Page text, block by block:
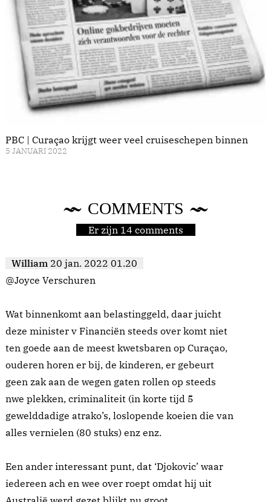
PBC | Curaçao krijgt weer veel cruiseschepen binnen
5 JANUARI 2022
COMMENTS
Er zijn 14 comments
William 20 jan. 2022 01.20
@Joyce Verschuren
Wat binnenkomt aan belastinggeld, daar juicht
deze minister v Financiën steeds over komt niet
ten goede aan de meest kwetsbaren op Curaçao,
ouderen horen er bij, de kinderen, er gebeurt
geen zak aan de wegen gaten rollen op steeds
nwe plekken, criminaliteit (in korte tijd 5
gewelddadige atrako’s, loslopende koeien die van
alles vernielen (80 stuks) enz enz.
Een ander interessant punt, dat ‘Djokovic’ waar
iedereen ach en wee over roept omdat hij uit